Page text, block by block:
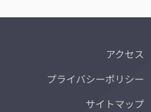
アクセス
プライバシーポリシー
サイトマップ